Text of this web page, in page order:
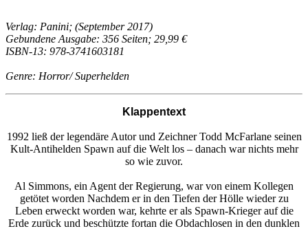
Verlag: Panini; (September 2017)
Gebundene Ausgabe: 356 Seiten; 29,99 €
ISBN-13: 978-3741603181
Genre: Horror/ Superhelden
Klappentext
1992 ließ der legendäre Autor und Zeichner Todd McFarlane seinen
Kult-Antihelden Spawn auf die Welt los – danach war nichts mehr
so wie zuvor.
Al Simmons, ein Agent der Regierung, war von einem Kollegen
getötet worden Nachdem er in den Tiefen der Hölle wieder zu
Leben erweckt worden war, kehrte er als Spawn-Krieger auf die
Erde zurück und beschützte fortan die Obdachlosen in den dunklen